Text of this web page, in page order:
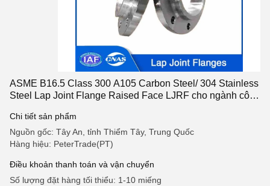
ASME B16.5 Class 300 A105 Carbon Steel/ 304 Stainless
Steel Lap Joint Flange Raised Face LJRF cho ngành công
Chi tiết sản phẩm
Nguồn gốc: Tây An, tỉnh Thiểm Tây, Trung Quốc
Hàng hiệu: PeterTrade(PT)
Điều khoản thanh toán và vận chuyển
Số lượng đặt hàng tối thiểu: 1-10 miếng